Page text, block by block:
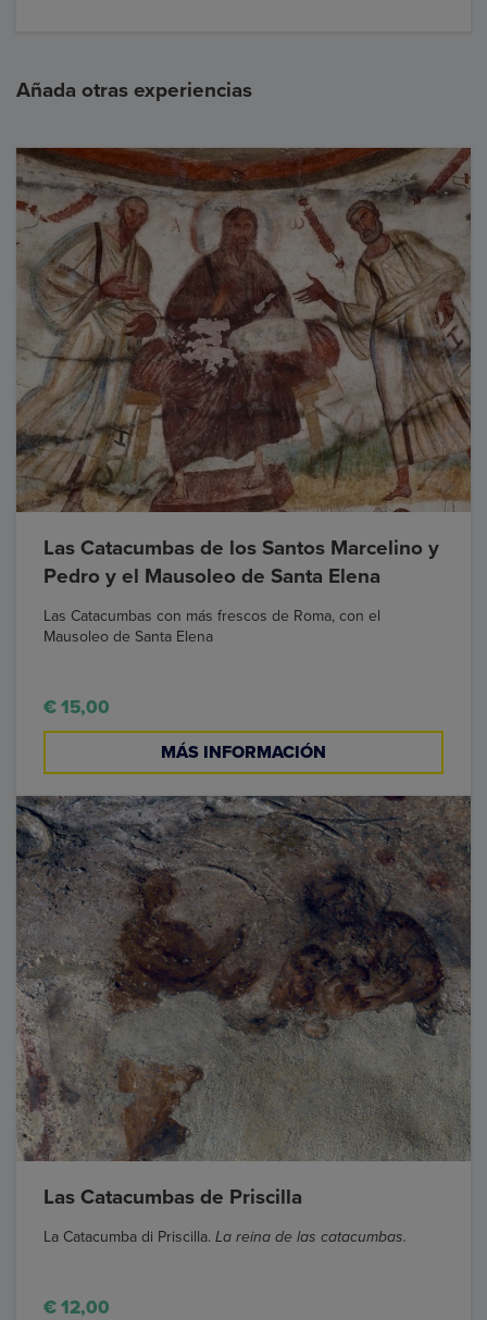
Añada otras experiencias
Las Catacumbas de los Santos Marcelino y
Pedro y el Mausoleo de Santa Elena
Las Catacumbas con más frescos de Roma, con el
Mausoleo de Santa Elena
€ 15,00
MÁS INFORMACIÓN
Las Catacumbas de Priscilla
La Catacumba di Priscilla. La reina de las catacumbas.
€ 12,00